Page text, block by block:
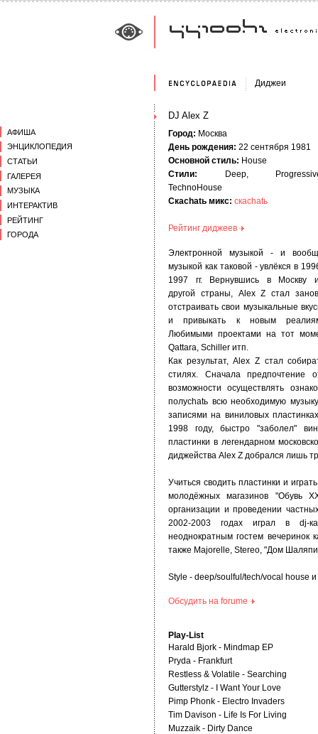
АФИША
ЭНЦИКЛОПЕДИЯ
СТАТЬИ
ГАЛЕРЕЯ
МУЗЫКА
ИНТЕРАКТИВ
РЕЙТИНГ
ГОРОДА
Диджеи
DJ Alex Z
Город: Москва
День рождения: 22 сентября 1981
Основной стиль: House
Стили: Deep,
TechnoHouse
Скаchatь микс: скаchatь
Рейтинг диджеев
Электронной музыкой - и
музыкой как таковой - увлёкся в
1997 гг. Вернувшись в Москву
другой страны, Alex Z стал
отстраивать свои музыкальные
и привыкать к новым
Любимыми проектами на тот
Qattara, Schiller итп.
Как результат, Alex Z стал
стилях. Сначала предпочтение
возможности осуществлять
полуchatь всю необходимую
записями на виниловых
1998 году, быстро "заболел"
пластинки в легендарном
диджейства Alex Z добрался лишь
Учиться сводить пластинки и
молодёжных магазинов "Обувь
организации и проведении
2002-2003 годах играл в dj-
неоднократным гостем вечеринок
также Majorelle, Stereo, "Дом
Style - deep/soulful/tech/vocal house
Обсудить на forumе
Play-List
Harald Bjork - Mindmap EP
Pryda - Frankfurt
Restless & Volatile - Searching
Gutterstylz - I Want Your Love
Pimp Phonk - Electro Invaders
Tim Davison - Life Is For Living
Muzzaik - Dirty Dance